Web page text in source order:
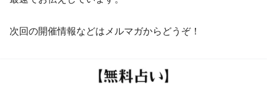
次回の開催情報などはメルマガからどうぞ！